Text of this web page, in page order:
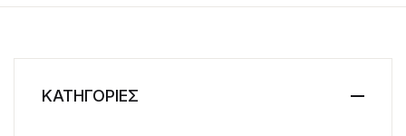
ΚΑΤΗΓΟΡΙΕΣ